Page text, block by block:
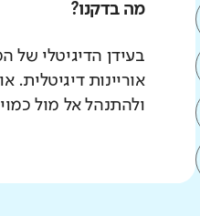
מה בדקנו?
אוריינות
ולהתנהל אל מול